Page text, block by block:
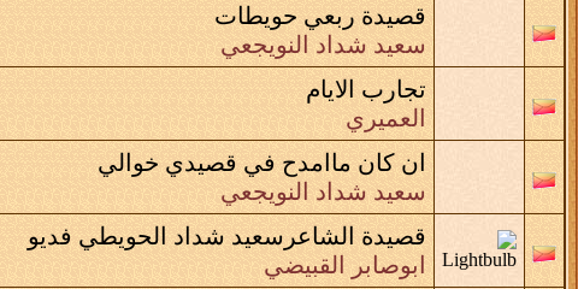
قصيدة ربعي حويطات
سعيد شداد النويجعي
تجارب الايام
العميري
ان كان ماامدح في قصيدي خوالي
سعيد شداد النويجعي
قصيدة الشاعرسعيد شداد الحويطي فديو
ابوصابر القبيضي